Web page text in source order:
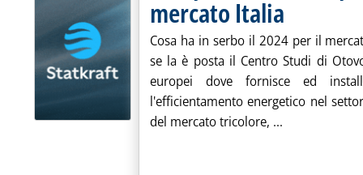
mercato Italia
Cosa ha in serbo il 2024 per il
se la è posta il Centro Studi di
europei dove fornisce ed
l'efficientamento energetico nel
del mercato tricolore, ...